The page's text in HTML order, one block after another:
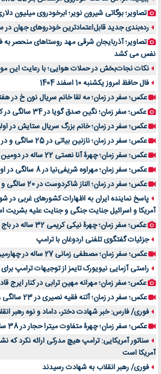
تصاویر؛ بوگاتی شیرون نویر؛ ابرخودروی میلیون
رده‌بندی جدید قابل‌اعتمادترین خودروهای جهان در سال
تصاویر؛ آذربایجان شرقی مهد روستاهای منحصر به
نفس می کشد
نکات نجات‌بخش در حملات هوایی؛ با رعایت این
فال حافظ امروز یکشنبه 10 اسفند 1404
عکس؛ سفر در زمان؛ مه لقا خانم سریال نون خ در
عکس؛ سفر زمان؛ نگین صدق گویا در 34 سالگی در کنار ماهایا پطروسیان
عکس؛ سفر در زمان؛ خانم بزرگ سریال ستایش در
عکس؛ سفر در زمان؛ نازنین بیاتی در 25 سالگی و در ششمین فیلم اش؛ سال 93
عکس؛ سفر زمان؛ چهرۀ آنا نعمتی 22 ساله در دومین فیلمش؛ سال 78
عکس؛ سفر زمان؛ مهراوه شریفی‌نیا در 8 سالگی در اولین فیلمش؛ دهۀ 60
عکس؛ سفر در زمان؛ الناز شاکردوست در 20 سالگی و در سومین فیلم اش؛ سال 83
پاسخ نماینده ایران به اظهارات کشورهای غربی در
آمریکا و اسرائیل جنایت جنگی و جنایت علیه بشریت
عکس؛ سفر زمان؛ چهرۀ نیکی کریمی 32 ساله در باج خور؛ سال 82
جزئیات گفتگوی تلفنی اردوغان با ترامپ
عکس؛ سفر زمان؛ مصطفی زمانی 27 ساله در چهارمین فیلمش در کنار هنگامه حمیدزاده؛
راستی آزمایی نیویورک تایمز از توجیهات ترامپ
عکس؛ سفر زمان؛ مهرانه مهین ترابی در کنار ایرج
عکس؛ سفر در زمان؛ آتنه فقیه نصیری در 23 سالگی و در دومین فیلم اش؛ سال 70
فوری/ فارس: خبر شهادت دختر، داماد و نوه رهبر
عکس؛ سفر زمان؛ چهرۀ متفاوت میترا حجار در 38 سالگی در فیلم 360 درجه
سناتور آمریکایی: ترامپ هیچ مدرکی ارائه نکرد که
آمریکا است
فوری/ رهبر انقلاب به شهادت رسیدند